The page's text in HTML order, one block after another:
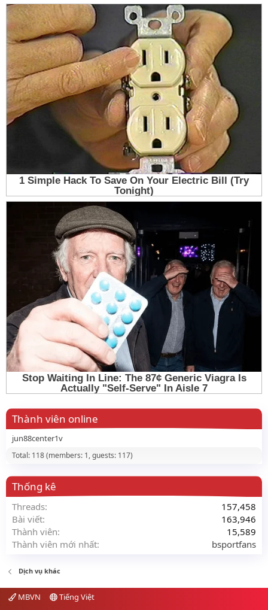
Thành viên online
jun88center1v
Total: 118 (members: 1, guests: 117)
Thống kê
Threads
157,458
Bài viết
163,946
Thành viên
15,589
Thành viên mới nhất
bsportfans
Dịch vụ khác
MBVN
Tiếng Việt